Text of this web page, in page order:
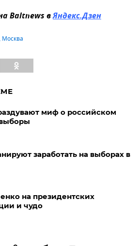
Baltnews вЯндекс.Дзен
Москва
миф о российском
заработать на выборах в
на президентских
и чудо